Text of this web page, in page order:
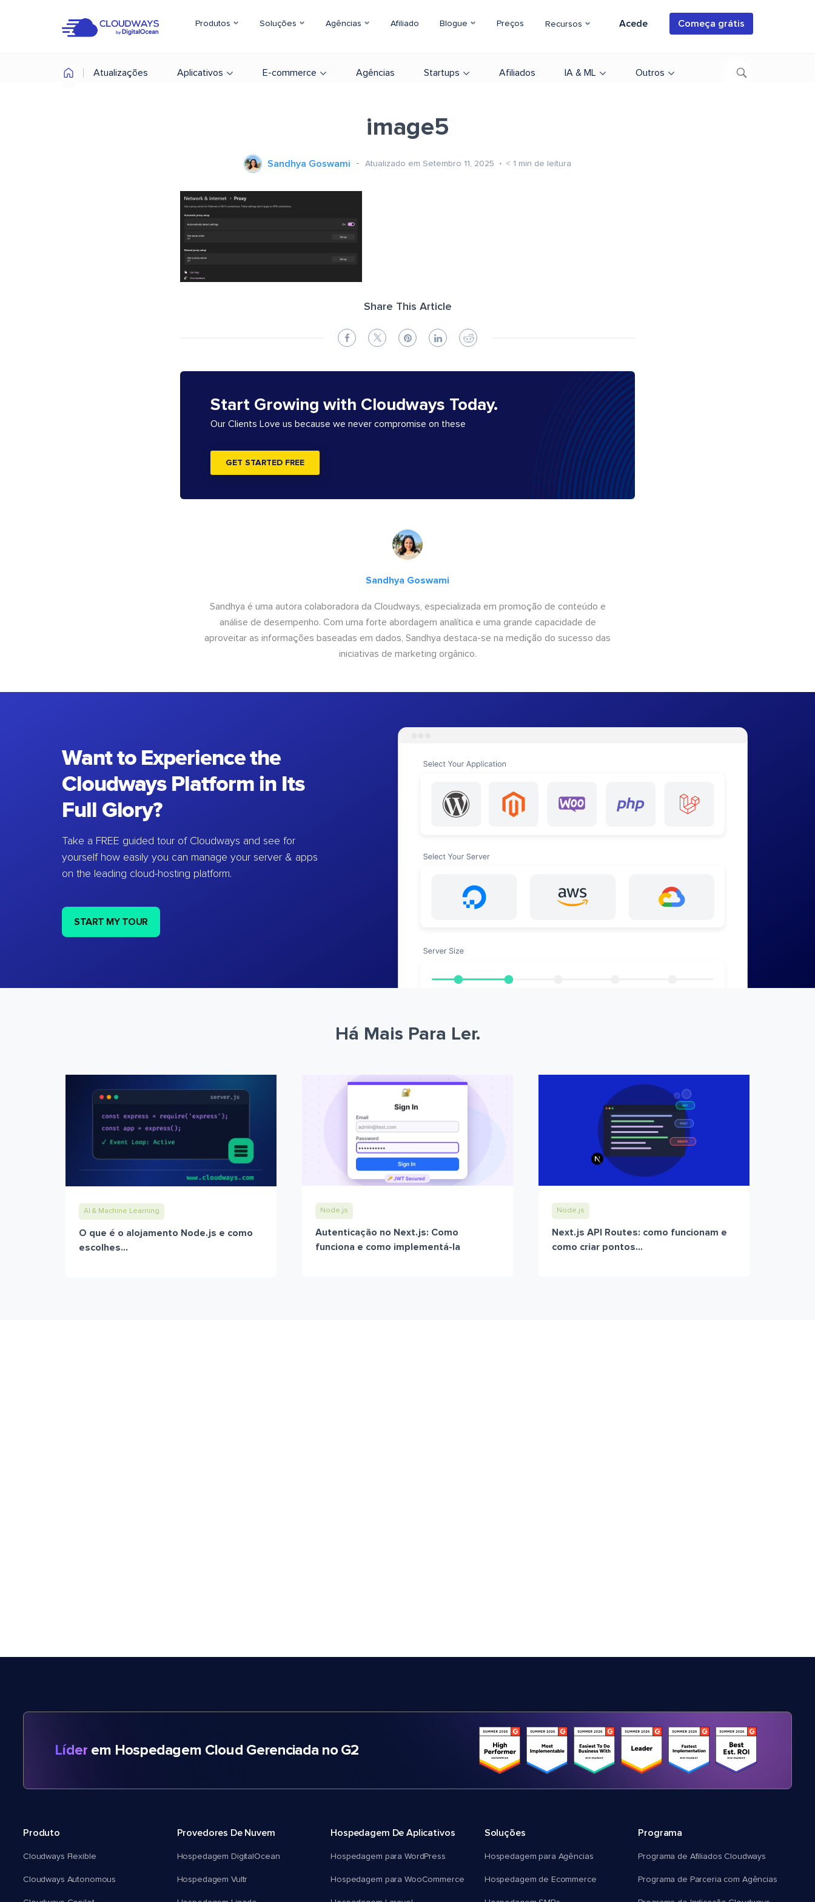
Produtos Soluções Agências Afiliado Blogue Preços Recursos Acede Começa grátis
Atualizações Aplicativos E-commerce Agências Startups Afiliados IA & ML Outros
image5
Sandhya Goswami Atualizado em Setembro 11, 2025 < 1 min de leitura
Share This Article
Start Growing with Cloudways Today.
Our Clients Love us because we never compromise on these
GET STARTED FREE
Sandhya Goswami
Sandhya é uma autora colaboradora da Cloudways, especializada em promoção de conteúdo e
análise de desempenho. Com uma forte abordagem analítica e uma grande capacidade de
aproveitar as informações baseadas em dados, Sandhya destaca-se na medição do sucesso das
iniciativas de marketing orgânico.
Want to Experience the
Cloudways Platform in Its
Full Glory?
Take a FREE guided tour of Cloudways and see for
yourself how easily you can manage your server & apps
on the leading cloud-hosting platform.
START MY TOUR
Há Mais Para Ler.
AI & Machine Learning
O que é o alojamento Node.js e como
escolhes...
Node.js
Autenticação no Next.js: Como
funciona e como implementá-la
Node.js
Next.js API Routes: como funcionam e
como criar pontos...
Líder em Hospedagem Cloud Gerenciada no G2
Produto
Cloudways Flexible
Cloudways Autonomous
Provedores De Nuvem
Hospedagem DigitalOcean
Hospedagem Vultr
Hospedagem De Aplicativos
Hospedagem para WordPress
Hospedagem para WooCommerce
Soluções
Hospedagem para Agências
Hospedagem de Ecommerce
Programa
Programa de Afiliados Cloudways
Programa de Parceria com Agências